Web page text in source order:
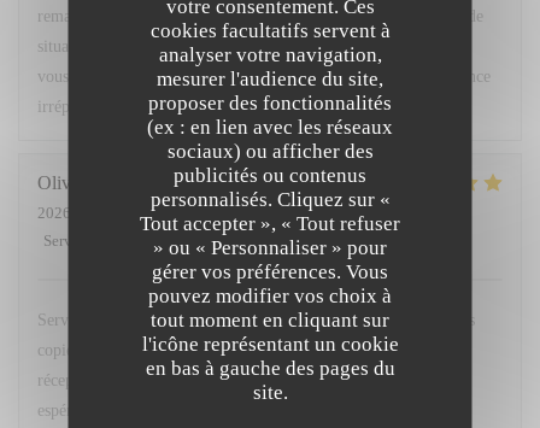
votre consentement. Ces
cookies facultatifs servent à
analyser votre navigation,
mesurer l'audience du site,
proposer des fonctionnalités
(ex : en lien avec les réseaux
sociaux) ou afficher des
publicités ou contenus
personnalisés. Cliquez sur «
Tout accepter », « Tout refuser
» ou « Personnaliser » pour
gérer vos préférences. Vous
pouvez modifier vos choix à
tout moment en cliquant sur
l'icône représentant un cookie
en bas à gauche des pages du
site.
remarques ont été partagées avec notre équipe afin que ce type de
situation ne se reproduise pas. Nous espérons avoir le plaisir de
vous accueillir très prochainement pour vous offrir une expérience
irréprochable. Bien cordialement, L. Fornaro Maitre d'hôtel
Olivier
2026-07-28
- 20:00 - Couverts 2
Service
Ambiance 5/5 Cuisine: 5 /5 Qualité / Prix
Service avenant et personnel souriant. Plats simples choisis mais
copieux. Merci Léa pour le service. Merci a hugo au bar et
réception. Nous reviendrons comme d habitude A la 113. En
espérant retrouver nos pots de beurre habituels ;-)